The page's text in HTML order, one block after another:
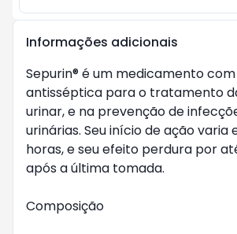
Informações adicionais
Sepurin® é um medicamento
antisséptica para o tratamento
urinar, e na prevenção de
urinárias. Seu início de ação varia
horas, e seu efeito perdura por
após a última tomada.
Composição